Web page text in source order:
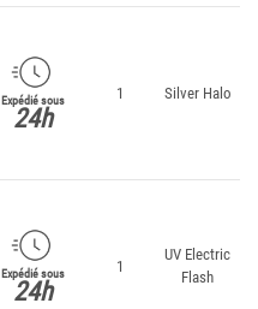
Expédié sous
24h
1 Silver Halo
Expédié sous
24h
1
UV Electric
Flash